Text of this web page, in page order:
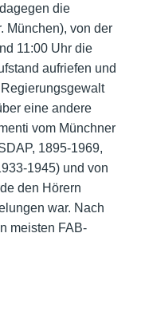
die
München), von der
11:00 Uhr die
aufriefen und
eine andere
vom Münchner
1895-1969,
1945) und von
den Hörern
war. Nach
meisten FAB-